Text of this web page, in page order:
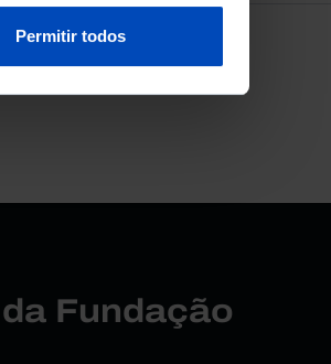
Permitir todos
Fundação